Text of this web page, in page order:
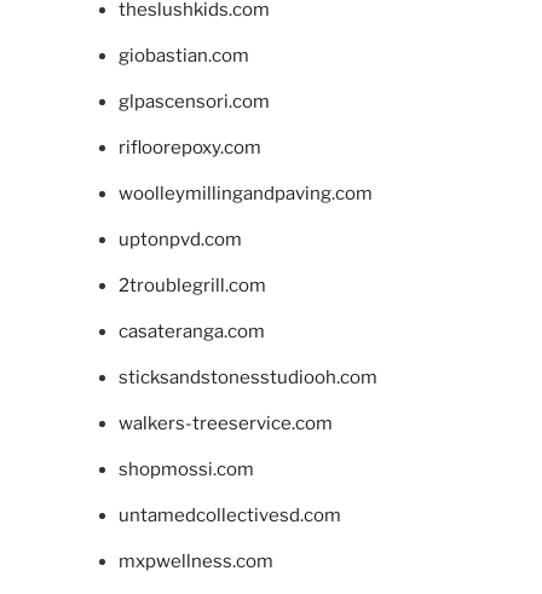
theslushkids.com
giobastian.com
glpascensori.com
rifloorepoxy.com
woolleymillingandpaving.com
uptonpvd.com
2troublegrill.com
casateranga.com
sticksandstonesstudiooh.com
walkers-treeservice.com
shopmossi.com
untamedcollectivesd.com
mxpwellness.com